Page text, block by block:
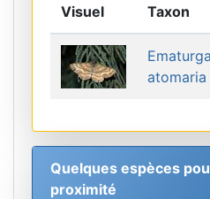
Visuel Taxon
Ematurga
atomaria
Quelques espèces
proximité